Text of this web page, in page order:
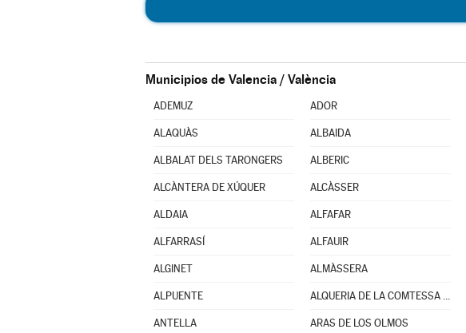
Municipios de Valencia / València
ADEMUZ ADOR
ALAQUÀS ALBAIDA
ALBALAT DELS TARONGERS ALBERIC
ALCÀNTERA DE XÚQUER ALCÀSSER
ALDAIA ALFAFAR
ALFARRASÍ ALFAUIR
ALGINET ALMÀSSERA
ALPUENTE ALQUERIA DE LA COMTESSA (L')
ANTELLA ARAS DE LOS OLMOS